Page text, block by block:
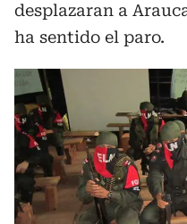
desplazaran a
ha sentido el paro.